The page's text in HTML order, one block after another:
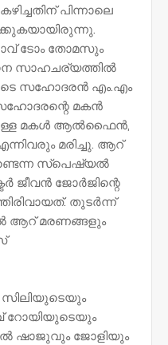
പിന്നാലെ
ടോം തോമസും
സാഹചര്യത്തിൽ
സഹോദരൻ എം.എം
മകൻ
മകൾ ആൽഫൈൻ,
മരിച്ചു. ആറ്
സ്പെഷ്യൽ
ജോർജിന്റെ
തുടർന്ന്
ആറ് മരണങ്ങളും
റോയിയുടെയും
ഷാജുവും ജോളിയും